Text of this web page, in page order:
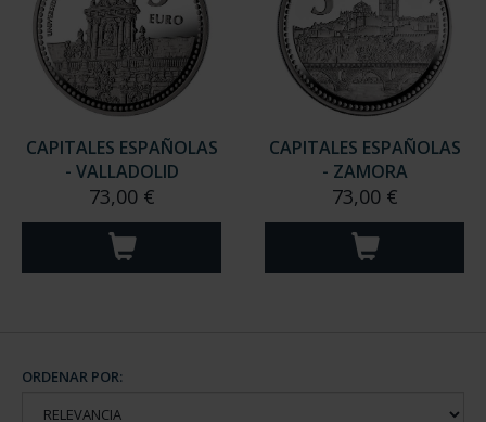
CAPITALES ESPAÑOLAS
- VALLADOLID
73,00 €
CAPITALES ESPAÑOLAS
- ZAMORA
73,00 €
ORDENAR POR: